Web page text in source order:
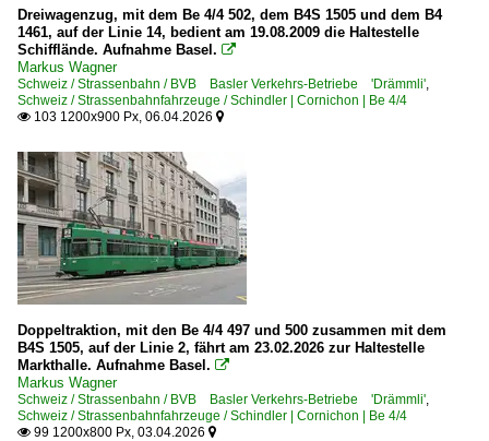
Dreiwagenzug, mit dem Be 4/4 502, dem B4S 1505 und dem B4
1461, auf der Linie 14, bedient am 19.08.2009 die Haltestelle
Schifflände. Aufnahme Basel. 
Markus Wagner
Schweiz / Strassenbahn / BVB Basler Verkehrs-Betriebe 'Drämmli'
Schweiz / Strassenbahnfahrzeuge / Schindler | Cornichon | Be 4/4
 103 1200x900 Px, 06.04.2026 
Doppeltraktion, mit den Be 4/4 497 und 500 zusammen mit dem
B4S 1505, auf der Linie 2, fährt am 23.02.2026 zur Haltestelle
Markthalle. Aufnahme Basel. 
Markus Wagner
Schweiz / Strassenbahn / BVB Basler Verkehrs-Betriebe 'Drämmli'
Schweiz / Strassenbahnfahrzeuge / Schindler | Cornichon | Be 4/4
 99 1200x800 Px, 03.04.2026 